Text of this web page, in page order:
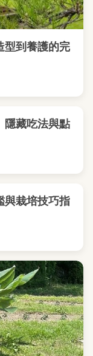
型到養護的完
隱藏吃法與點
與栽培技巧指